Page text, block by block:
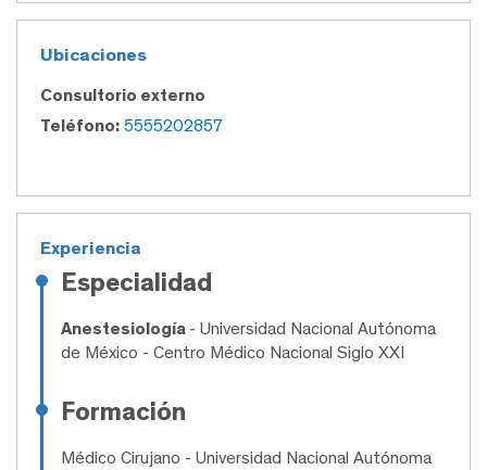
Ubicaciones
Consultorio externo
Teléfono: 5555202857
Experiencia
Especialidad
Anestesiología - Universidad Nacional Autónoma
de México - Centro Médico Nacional Siglo XXI
Formación
Médico Cirujano - Universidad Nacional Autónoma